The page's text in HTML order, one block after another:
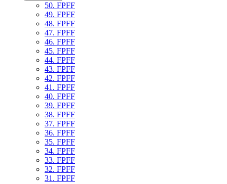
50. FPFF
49. FPFF
48. FPFF
47. FPFF
46. FPFF
45. FPFF
44. FPFF
43. FPFF
42. FPFF
41. FPFF
40. FPFF
39. FPFF
38. FPFF
37. FPFF
36. FPFF
35. FPFF
34. FPFF
33. FPFF
32. FPFF
31. FPFF